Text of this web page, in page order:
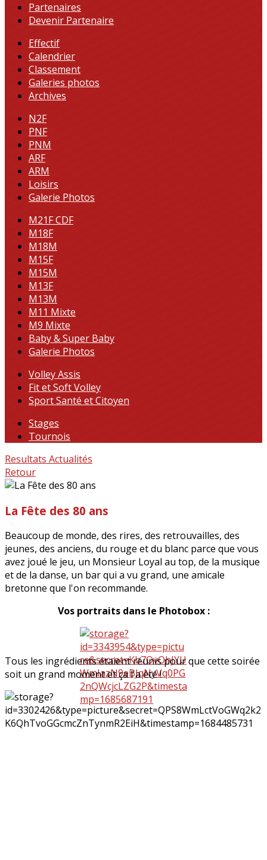
Partenaires
Devenir Partenaire
Effectif
Calendrier
Classement
Galeries photos
Archives
N2F
PNF
PNM
ARF
ARM
Loisirs
Galerie Photos
M21F CDF
M18F
M18M
M15F
M15M
M13F
M13M
M11 Mixte
M9 Mixte
Baby & Super Baby
Galerie Photos
Volley Assis
Fit et Soft Volley
Sport Santé et Citoyen
Stages
Tournois
Resultats Actualités
Retour
La Fête des 80 ans
Beaucoup de monde, des rires, des retrouvailles, des
jeunes, des anciens, du rouge et du blanc parce que vous
avez joué le jeu, un Monsieur Loyal au top, de la musique
et de la danse, un bar qui a vu grand, une amicale
bretonne que l'on recommande.
Vos portraits dans le Photobox :
Tous les ingrédients étaient réunis pour que cette soirée
soit un grand moment et ça l'a été !